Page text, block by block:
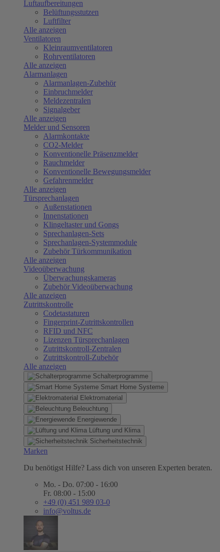
Luftaufbereitungen
Belüftungsstutzen
Luftfilter
Alle anzeigen
Ventilatoren
Kleinraumventilatoren
Rohrventilatoren
Alle anzeigen
Alarmanlagen
Alarmanlagen-Zubehör
Einbruchmelder
Meldezentralen
Signalgeber
Alle anzeigen
Melder und Sensoren
Alarmkontakte
CO2-Melder
Konventionelle Präsenzmelder
Rauchmelder
Konventionelle Bewegungsmelder
Gefahrenmelder
Alle anzeigen
Türsprechanlagen
Außenstationen
Innenstationen
Klingeltaster und Gongs
Sprechanlagen-Sets
Sprechanlagen-Systemmodule
Zubehör Türkommunikation
Alle anzeigen
Videoüberwachung
Überwachungskameras
Zubehör Videoüberwachung
Alle anzeigen
Zutrittskontrolle
Codetastaturen
Fingerprint-Zutrittskontrollen
RFID und NFC
Lizenzen Türsprechanlagen
Zutrittskontroll-Zentralen
Zutrittskontroll-Zubehör
Alle anzeigen
Schalterprogramme
Smart Home Systeme
Elektromaterial
Beleuchtung
Energiewende
Lüftung und Klima
Sicherheitstechnik
Marken
Du benötigst Hilfe? Lass dich von unseren Experten beraten.
Mo. - Do. 07:00 - 16:00
Fr. 08:00 - 15:00
+49 (0) 451 989 03-0
info@voltus.de